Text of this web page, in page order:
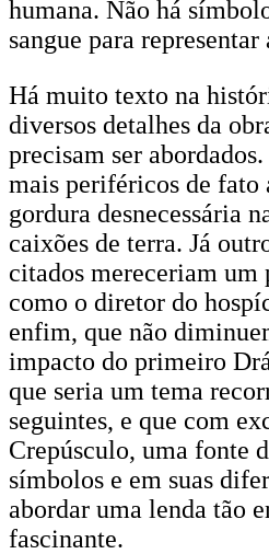
humana. Não há
sangue para representar
Há muito texto na
diversos detalhes da
precisam ser
mais periféricos de fato
gordura desnecessária
caixões de terra. Já
citados mereceriam um
como o diretor do
enfim, que não
impacto do primeiro
que seria um tema
seguintes, e que com
Crepúsculo, uma fonte
símbolos e em suas
abordar uma lenda tão
fascinante.